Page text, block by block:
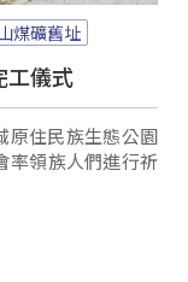
煤礦舊址
工儀式
原住民族生態公園
率領族人們進行祈